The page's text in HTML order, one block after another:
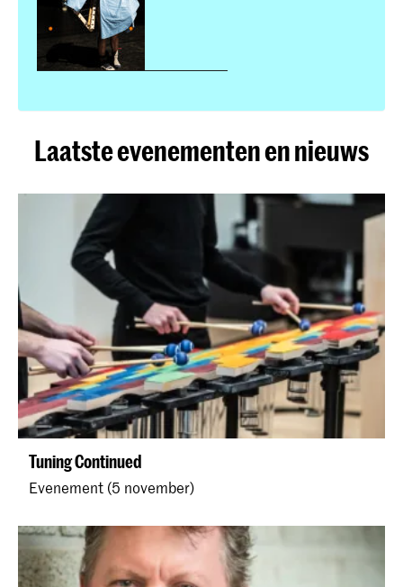
Laatste evenementen en nieuws
Tuning Continued
Evenement (5 november)